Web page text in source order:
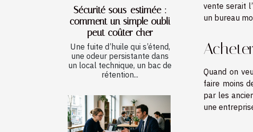
Sécurité sous-estimée :
comment un simple oubli
peut coûter cher
Une fuite d’huile qui s’étend,
une odeur persistante dans
un local technique, un bac de
rétention...
vente serait
un bureau
Quand on
faire moins
par les
une